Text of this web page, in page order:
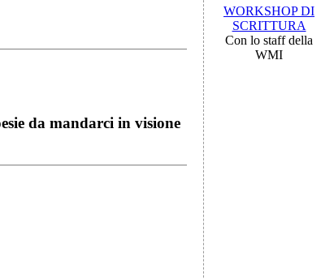
da mandarci in visione
WORKSHOP DI
SCRITTURA
Con lo staff della
WMI